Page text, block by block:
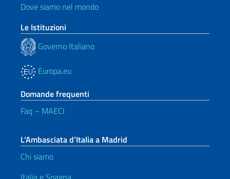
Dove siamo nel mondo
Le Istituzioni
Governo Italiano
Europa.eu
Domande frequenti
Faq – MAECI
L’Ambasciata d’Italia a Madrid
Chi siamo